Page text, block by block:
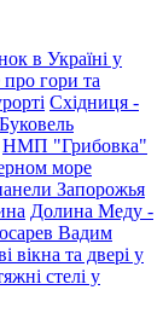
в Україні у
гори та
Східниця -
Буковель
НМП "Грибовка"
море
Запорожья
Долина Меду -
Вадим
вікна та двері у
стелі у